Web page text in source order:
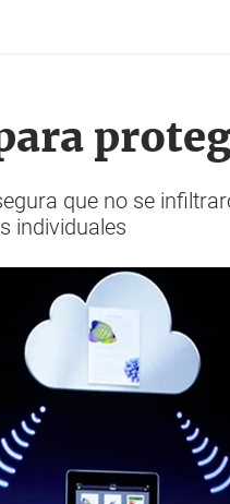
que no se
individuales